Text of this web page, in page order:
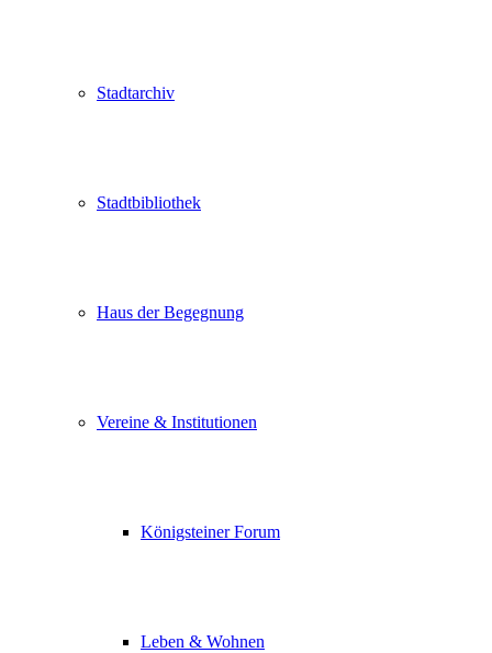
Stadtarchiv
Stadtbibliothek
Haus der Begegnung
Vereine & Institutionen
Königsteiner Forum
Leben & Wohnen